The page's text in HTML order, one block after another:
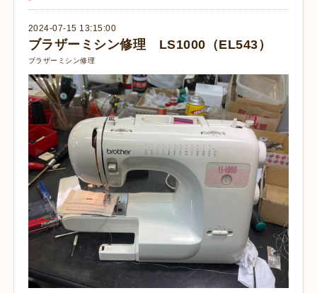
2024-07-15 13:15:00
ブラザーミシン修理 LS1000（EL543）
ブラザーミシン修理